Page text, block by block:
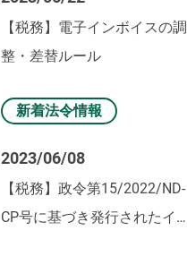
【税務】電子インボイスの調
整・差替ルール
新着法令情報
2023/06/08
【税務】政令第15/2022/ND-
CP号に基づき発行されたイン